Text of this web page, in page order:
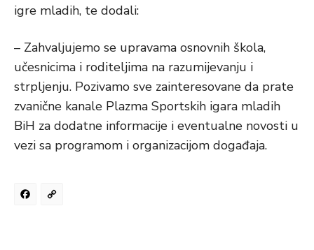
igre mladih, te dodali:
– Zahvaljujemo se upravama osnovnih škola,
učesnicima i roditeljima na razumijevanju i
strpljenju. Pozivamo sve zainteresovane da prate
zvanične kanale Plazma Sportskih igara mladih
BiH za dodatne informacije i eventualne novosti u
vezi sa programom i organizacijom događaja.
Facebook